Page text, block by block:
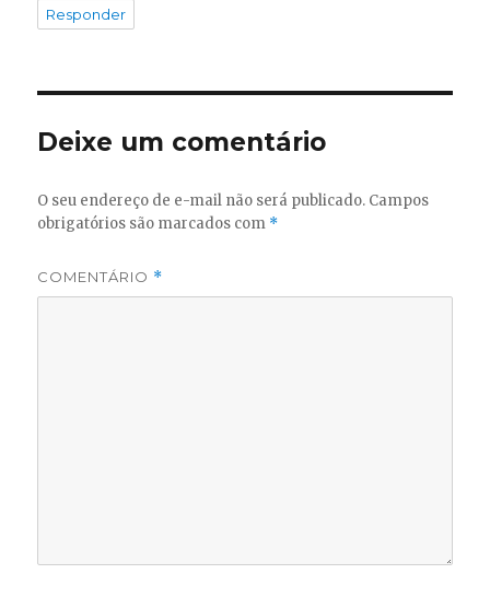
Responder
Deixe um comentário
O seu endereço de e-mail não será publicado. Campos
obrigatórios são marcados com *
COMENTÁRIO *